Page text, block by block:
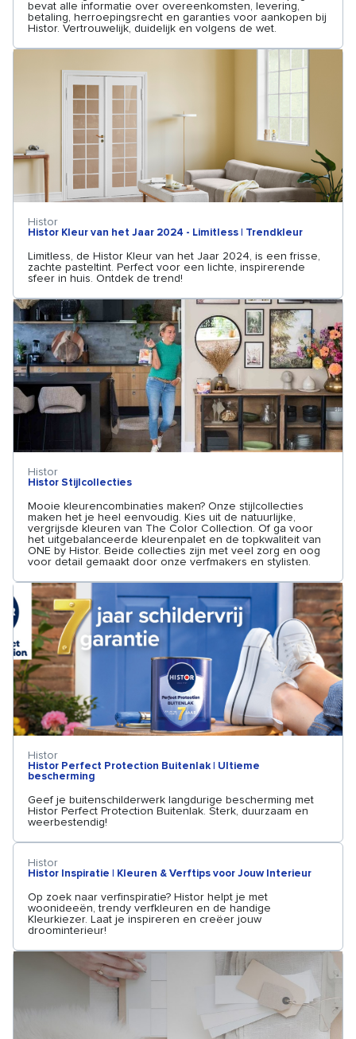
bevat alle informatie over overeenkomsten, levering,
betaling, herroepingsrecht en garanties voor aankopen bij
Histor. Vertrouwelijk, duidelijk en volgens de wet.
Histor
Histor Kleur van het Jaar 2024 - Limitless | Trendkleur
Limitless, de Histor Kleur van het Jaar 2024, is een frisse,
zachte pasteltint. Perfect voor een lichte, inspirerende
sfeer in huis. Ontdek de trend!
Histor
Histor Stijlcollecties
Mooie kleurencombinaties maken? Onze stijlcollecties
maken het je heel eenvoudig. Kies uit de natuurlijke,
vergrijsde kleuren van The Color Collection. Of ga voor
het uitgebalanceerde kleurenpalet en de topkwaliteit van
ONE by Histor. Beide collecties zijn met veel zorg en oog
voor detail gemaakt door onze verfmakers en stylisten.
Histor
Histor Perfect Protection Buitenlak | Ultieme
bescherming
Geef je buitenschilderwerk langdurige bescherming met
Histor Perfect Protection Buitenlak. Sterk, duurzaam en
weerbestendig!
Histor
Histor Inspiratie | Kleuren & Verftips voor Jouw Interieur
Op zoek naar verfinspiratie? Histor helpt je met
woonideeën, trendy verfkleuren en de handige
Kleurkiezer. Laat je inspireren en creëer jouw
droominterieur!